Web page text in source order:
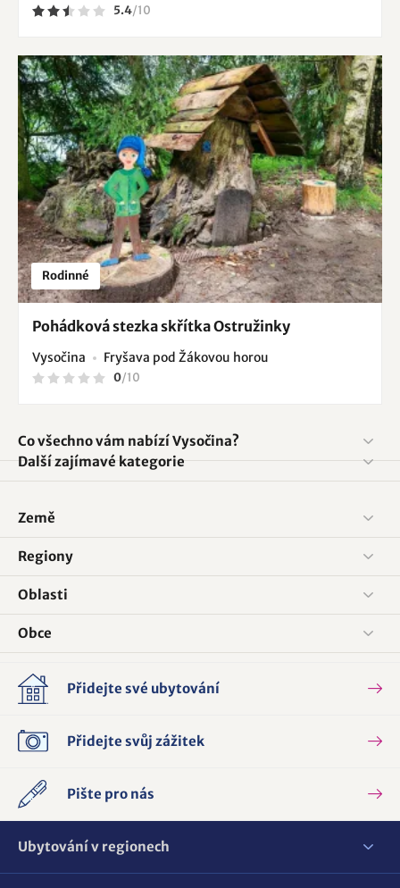
5.4/10
Rodinné
Pohádková stezka skřítka Ostružinky
Vysočina Fryšava pod Žákovou horou
0/10
Co všechno vám nabízí Vysočina?
Další zajímavé kategorie
Země
Regiony
Oblasti
Obce
Přidejte své ubytování
Přidejte svůj zážitek
Pište pro nás
Ubytování v regionech